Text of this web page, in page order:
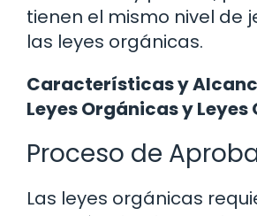
tienen el mismo nivel de
las leyes orgánicas.
Características y
Leyes Orgánicas y
Proceso de
Las leyes orgánicas